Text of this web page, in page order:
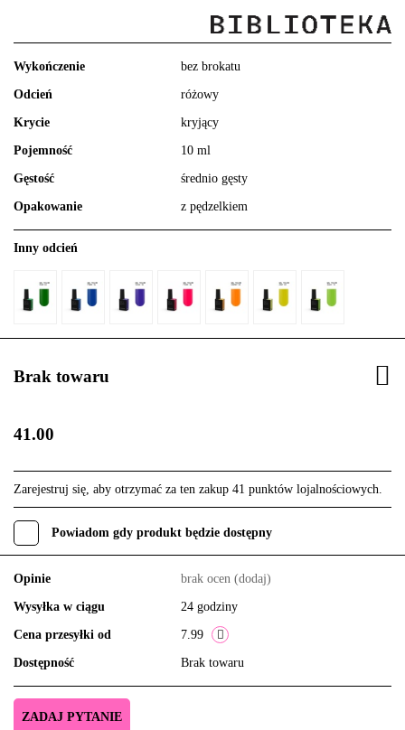
Wykończenie bez brokatu
Odcień różowy
Krycie kryjący
Pojemność 10 ml
Gęstość średnio gęsty
Opakowanie z pędzelkiem
Inny odcień
Brak towaru
41.00
Zarejestruj się, aby otrzymać za ten zakup 41 punktów lojalnościowych.
Powiadom gdy produkt będzie dostępny
Opinie brak ocen (dodaj)
Wysyłka w ciągu 24 godziny
Cena przesyłki od 7.99
Dostępność Brak towaru
ZADAJ PYTANIE